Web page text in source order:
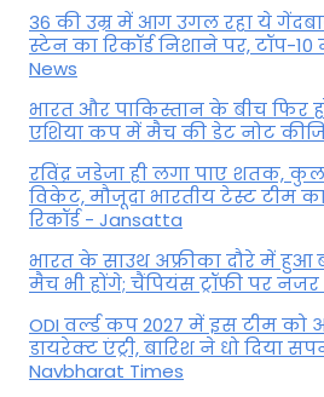
36 की उम्र में आग उगल रहा ये
स्टेन का रिकॉर्ड निशाने पर, टॉप-10
News
भारत और पाकिस्तान के बीच फिर
एशिया कप में मैच की डेट नोट
रविंद्र जडेजा ही लगा पाए शतक,
विकेट, मौजूदा भारतीय टेस्ट टीम
रिकॉर्ड - Jansatta
भारत के साउथ अफ्रीका दौरे में हुआ
मैच भी होंगे; चैंपियंस ट्रॉफी पर
ODI वर्ल्ड कप 2027 में इस टीम को
डायरेक्ट एंट्री, बारिश ने धो दिया
Navbharat Times